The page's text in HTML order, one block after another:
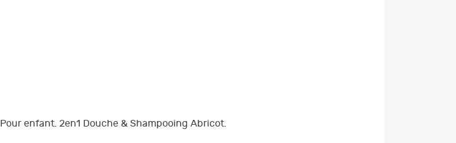
Pour enfant. 2en1 Douche & Shampooing Abricot.